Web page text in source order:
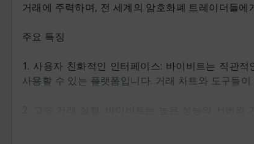
거래에 주력하며, 전 세계의 암호화폐 트레이더들에
주요 특징
1. 사용자 친화적인 인터페이스: 바이비트는 직관
사용할 수 있는 플랫폼입니다. 거래 차트와 도구들